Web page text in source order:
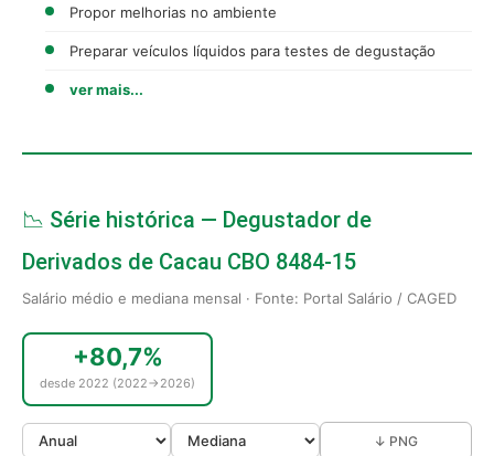
Propor melhorias no ambiente
Preparar veículos líquidos para testes de degustação
ver mais...
📉 Série histórica — Degustador de
Derivados de Cacau CBO 8484-15
Salário médio e mediana mensal · Fonte: Portal Salário / CAGED
+80,7%
desde 2022 (2022→2026)
↓ PNG